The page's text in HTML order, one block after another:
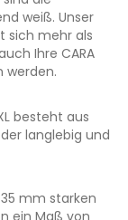
weiß. Unser
sich mehr als
Ihre CARA
werden.
besteht aus
langlebig und
mm starken
ein Maß von